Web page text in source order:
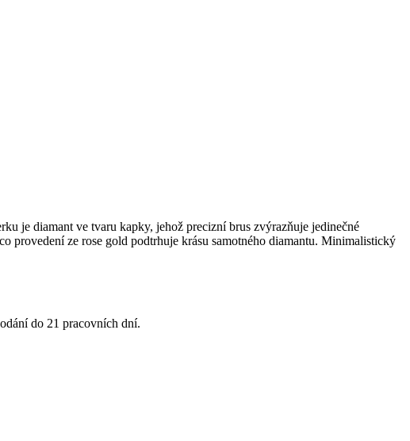
je diamant ve tvaru kapky, jehož precizní brus zvýrazňuje jedinečné
provedení ze rose gold podtrhuje krásu samotného diamantu. Minimalistický
do 21 pracovních dní.